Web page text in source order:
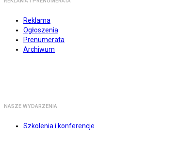
Reklama
Ogłoszenia
Prenumerata
Archiwum
NASZE WYDARZENIA
Szkolenia i konferencje